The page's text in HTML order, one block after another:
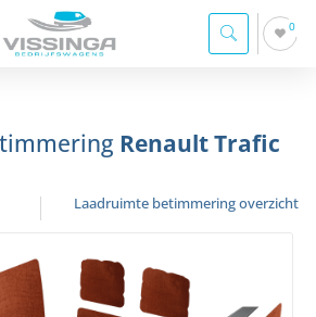
0
Renault Trafic
Laadruimte betimmering overzicht